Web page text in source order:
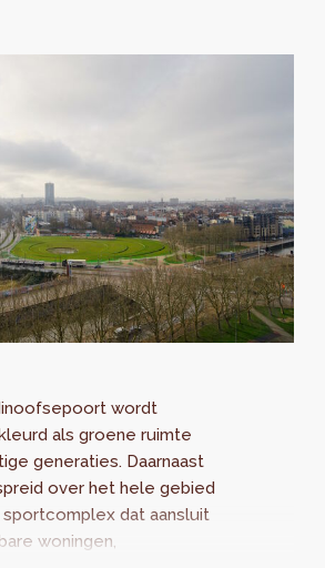
wordt
als groene ruimte
generaties. Daarnaast
over het hele gebied
dat aansluit
woningen,